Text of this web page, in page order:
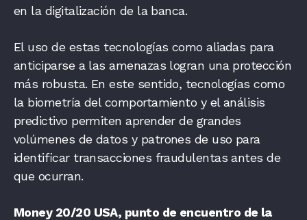
en la digitalización de la banca.
El uso de estas tecnologías como aliadas para
anticiparse a las amenazas logran una protección
más robusta. En este sentido, tecnologías como
la biometría del comportamiento y el análisis
predictivo permiten aprender de grandes
volúmenes de datos y patrones de uso para
identificar transacciones fraudulentas antes de
que ocurran.
Money 20/20 USA, punto de encuentro de la